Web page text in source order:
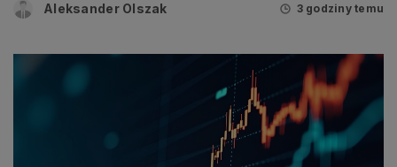
Aleksander Olszak 3 godziny temu